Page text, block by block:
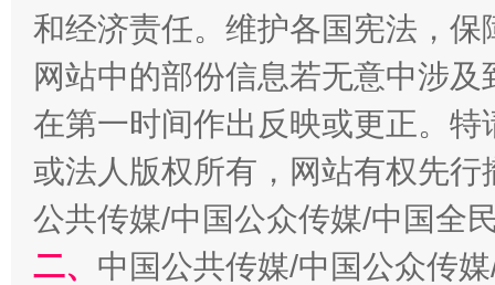
“刷贴”乱象丛生
生
和经济责任。维护各国宪法，
网站中的部份信息若无意中涉
在第一时间作出反映或更正。
或法人版权所有，网站有权先
公共传媒/中国公众传媒/中国全
二、 中国公共传媒/中国公众传